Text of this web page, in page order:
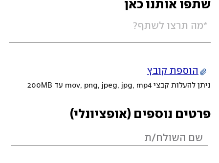
שתפו אותנו כאן
הוספת קובץ
ניתן להעלות קבצי mov, png, jpeg, jpg, mp4 עד 200MB
פרטים נוספים (אופציונלי)